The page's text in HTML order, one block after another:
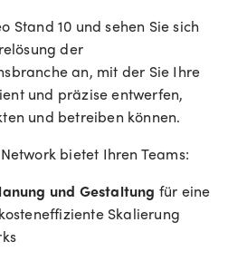
Stand 10 und sehen Sie sich
der
an, mit der Sie Ihre
und präzise entwerfen,
und betreiben können.
bietet Ihren Teams:
und Gestaltung für eine
Skalierung